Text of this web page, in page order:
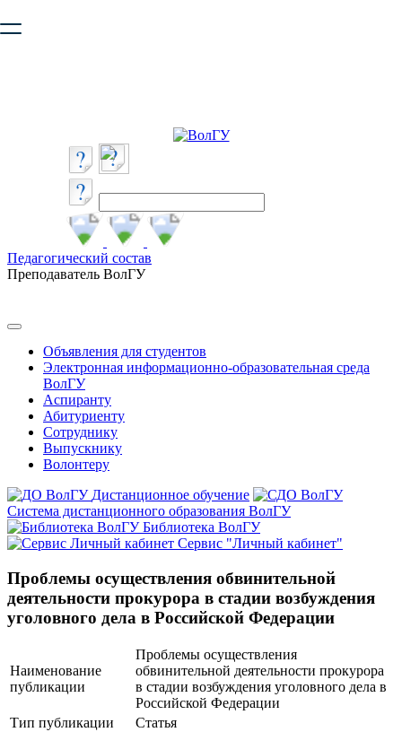
безопасную работу с сайтом. Пожалуйста
Педагогический состав
Преподаватель ВолГУ
Объявления для студентов
Электронная информационно-образовательная среда
ВолГУ
Аспиранту
Абитуриенту
Сотруднику
Выпускнику
Волонтеру
Дистанционное обучение
Система дистанционного образования ВолГУ
Библиотека ВолГУ
Сервис "Личный кабинет"
Проблемы осуществления обвинительной
деятельности прокурора в стадии возбуждения
уголовного дела в Российской Федерации
Наименование
публикации
Проблемы осуществления
обвинительной деятельности прокурора
в стадии возбуждения уголовного дела в
Российской Федерации
Тип публикации
Статья